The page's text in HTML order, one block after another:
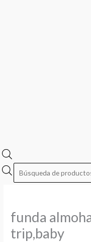
funda
trip,baby